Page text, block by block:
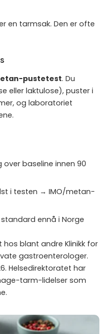
en tarmsak. Den er ofte
pustetest. Du
eller laktulose), puster i
og laboratoriet
over baseline innen 90
i testen → IMO/metan-
ennå i Norge
blant andre Klinikk for
gastroenterologer.
Helsedirektoratet har
tarm-lidelser som